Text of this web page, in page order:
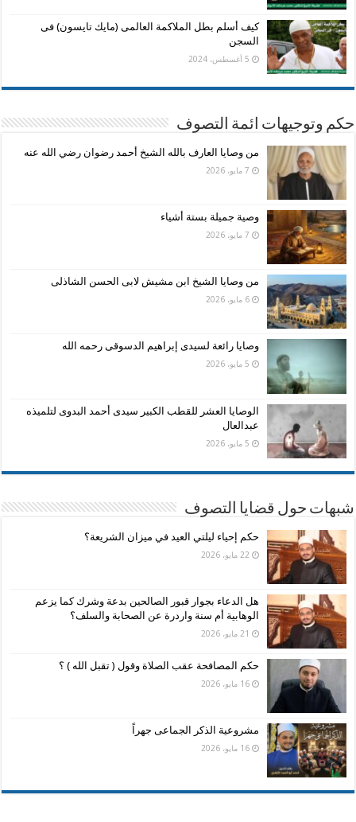
كيف أسلم بطل الملاكمة العالمى (مايك تايسون) فى
السجن
5 أغسطس، 2024
حكم وتوجيهات ائمة التصوف
من وصايا العارف بالله الشيخ أحمد رضوان رضي الله عنه
7 مايو، 2026
وصية جميلة بستة أشياء
7 مايو، 2026
من وصايا الشيخ ابن مشيش لابى الحسن الشاذلى
6 مايو، 2026
وصايا رائعة لسيدى إبراهيم الدسوقى رحمه الله
5 مايو، 2026
الوصايا العشر للقطب الكبير سيدى أحمد البدوى لتلميذه
عبدالعال
5 مايو، 2026
شبهات حول قضايا التصوف
حكم إحياء ليلتي العيد في ميزان الشريعة؟
22 مايو، 2026
هل الدعاء بجوار قبور الصالحين بدعة وشرك كما يزعم
الوهابية أم سنة واردرة عن الصحابة والسلف؟
21 مايو، 2026
حكم المصافحة عقب الصلاة وقول ( تقبل الله ) ؟
16 مايو، 2026
مشروعية الذكر الجماعى جهراً
16 مايو، 2026